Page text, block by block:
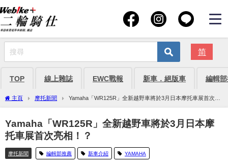
简
TOP 線上雜誌 EWC戰報 新車．絕版車 編輯
主頁 摩托新聞
Yamaha「WR125R」全新越野車將於3月日本摩托車展首次亮
相！？
Yamaha「WR125R」全新越野車將於3月日本摩
托車展首次亮相！？
摩托新聞 編輯部推薦 新車介紹 YAMAHA